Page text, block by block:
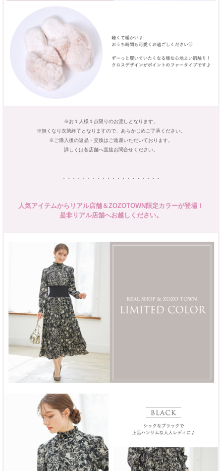
※お１人様１点限りのお渡しとなります。
※無くなり次第終了となりますので、あらかじめご了承ください。
※ご購入後の返品・交換はご遠慮いただいております。
詳しくは各店舗へ直接お問合せください。
・・・・・・・・・・・・・・・・・・・・
人気アイテムからリアル店舗＆ZOZOTOWN限定カラーが登場！
是非リアル店舗へお越しください。